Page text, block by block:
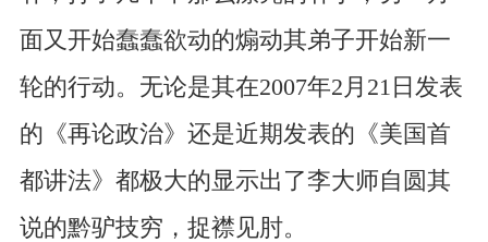
面又开始蠢蠢欲动的煽动其弟子开始新一
轮的行动。无论是其在2007年2月21日发表
的《再论政治》还是近期发表的《美国首
都讲法》都极大的显示出了李大师自圆其
说的黔驴技穷，捉襟见肘。